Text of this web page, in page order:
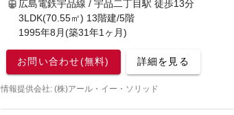
広島電鉄宇品線 / 宇品二丁目駅 徒歩13分
3LDK(70.55㎡) 13階建/5階
1995年8月(築31年1ヶ月)
お問い合わせ(無料) 詳細を見る
情報提供会社: (株)アール・イー・ソリッド